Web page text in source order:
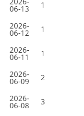
06-13 1
2026-
06-12 1
2026-
06-11 1
2026-
06-09 2
2026-
06-08 3